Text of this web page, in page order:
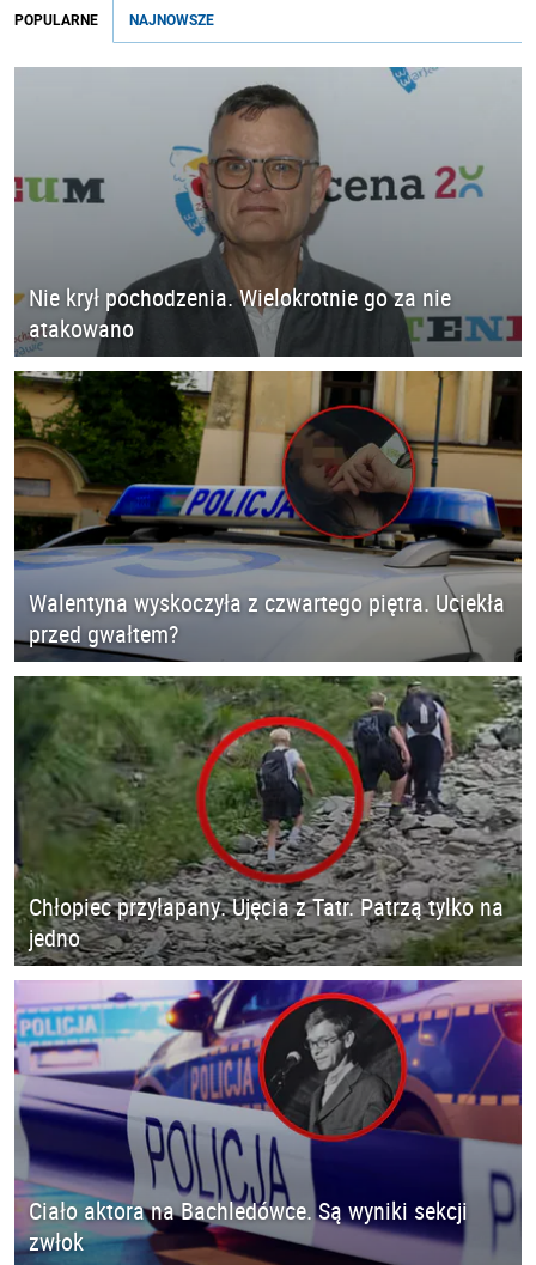
POPULARNE NAJNOWSZE
Nie krył pochodzenia. Wielokrotnie go za nie
atakowano
Walentyna wyskoczyła z czwartego piętra. Uciekła
przed gwałtem?
Chłopiec przyłapany. Ujęcia z Tatr. Patrzą tylko na
jedno
Ciało aktora na Bachledówce. Są wyniki sekcji
zwłok